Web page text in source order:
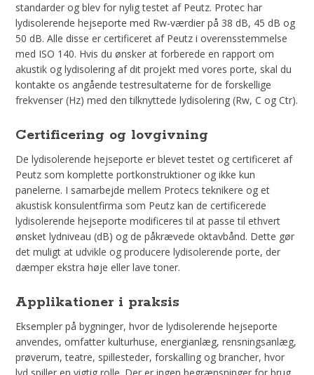
standarder og blev for nylig testet af Peutz. Protec har
lydisolerende hejseporte med Rw-værdier på 38 dB, 45 dB og
50 dB. Alle disse er certificeret af Peutz i overensstemmelse
med ISO 140. Hvis du ønsker at forberede en rapport om
akustik og lydisolering af dit projekt med vores porte, skal du
kontakte os angående testresultaterne for de forskellige
frekvenser (Hz) med den tilknyttede lydisolering (Rw, C og Ctr).
Certificering og lovgivning
De lydisolerende hejseporte er blevet testet og certificeret af
Peutz som komplette portkonstruktioner og ikke kun
panelerne. I samarbejde mellem Protecs teknikere og et
akustisk konsulentfirma som Peutz kan de certificerede
lydisolerende hejseporte modificeres til at passe til ethvert
ønsket lydniveau (dB) og de påkrævede oktavbånd. Dette gør
det muligt at udvikle og producere lydisolerende porte, der
dæmper ekstra høje eller lave toner.
Applikationer i praksis
Eksempler på bygninger, hvor de lydisolerende hejseporte
anvendes, omfatter kulturhuse, energianlæg, rensningsanlæg,
prøverum, teatre, spillesteder, forskalling og brancher, hvor